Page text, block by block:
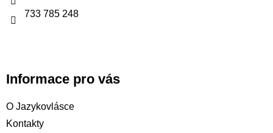
733 785 248
Informace pro vás
O Jazykovlásce
Kontakty